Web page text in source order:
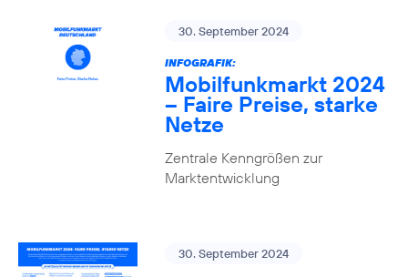
30. September 2024
INFOGRAFIK:
Mobilfunkmarkt 2024
– Faire Preise, starke
Netze
Zentrale Kenngrößen zur
Marktentwicklung
30. September 2024